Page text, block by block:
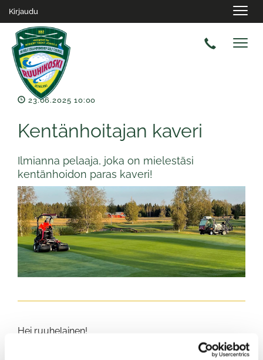
Kirjaudu
23.06.2025 10:00
Kentänhoitajan kaveri
Ilmianna pelaaja, joka on mielestäsi
kentänhoidon paras kaveri!
Hei ruuhelainen!
Kuka on Ruuhikosken ensimmäinen kentänhoitajan